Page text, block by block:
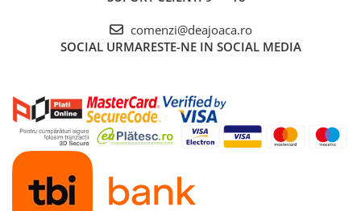
comenzi@deajoaca.ro
SOCIAL URMARESTE-NE IN SOCIAL MEDIA